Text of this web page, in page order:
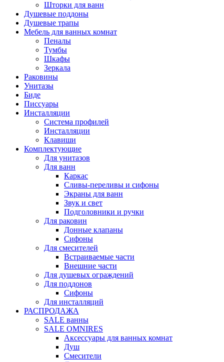
Шторки для ванн
Душевые поддоны
Душевые трапы
Мебель для ванных комнат
Пеналы
Тумбы
Шкафы
Зеркала
Раковины
Унитазы
Биде
Писсуары
Инсталляции
Система профилей
Инсталляции
Клавиши
Комплектующие
Для унитазов
Для ванн
Каркас
Сливы-переливы и сифоны
Экраны для ванн
Звук и свет
Подголовники и ручки
Для раковин
Донные клапаны
Сифоны
Для смесителей
Встраиваемые части
Внешние части
Для душевых ограждений
Для поддонов
Сифоны
Для инсталляций
РАСПРОДАЖА
SALE ванны
SALE OMNIRES
Аксессуары для ванных комнат
Душ
Смесители